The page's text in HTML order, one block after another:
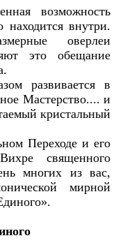
возможность
находится внутри.
оверлеи
это обещание
развивается в
Мастерство.... и
кристальный
Переходе и его
священного
многих из вас,
мирной